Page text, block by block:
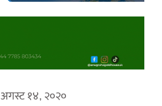
अगस्ट १४, २०२०